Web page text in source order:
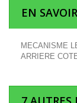
EN
MECANISME
ARRIERE